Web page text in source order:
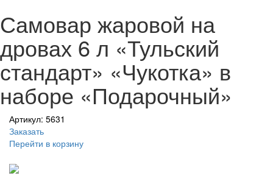
Самовар жаровой на
дровах 6 л «Тульский
стандарт» «Чукотка» в
наборе «Подарочный»
Артикул: 5631
Заказать
Перейти в корзину